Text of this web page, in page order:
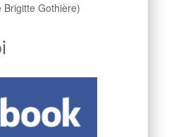
Gothière)